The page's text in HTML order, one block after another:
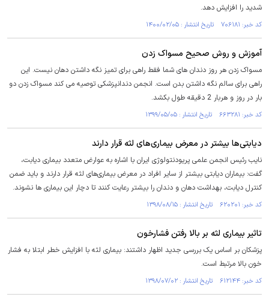
شدید را افزایش دهد.
کد خبر: ۷۰۶۱۸۱ تاریخ انتشار : ۱۴۰۰/۰۲/۰۵
آموزش و روش صحیح مسواک زدن
مسواک زدن هر روز دندان های شما فقط راهی برای تمیز نگه داشتن دهان نیست. این
راهی برای سالم نگه داشتن بدن است. انجمن دندانپزشکی توصیه می کند مسواک زدن دو
بار در روز و هربار 2 دقیقه طول بکشد.
کد خبر: ۶۶۳۲۸۱ تاریخ انتشار : ۱۳۹۹/۰۵/۰۵
دیابتی‌ها بیشتر در معرض بیماری‌های لثه قرار دارند
نایب رئیس انجمن علمی پریودنتولوژی ایران با اشاره به عوارض متعدد بیماری دیابت،
گفت: بیماران دیابتی بیشتر از سایر افراد در معرض بیماری‌های لثه قرار دارند و باید ضمن
کنترل دیابت، بهداشت دهان و دندان را بیشتر رعایت کنند تا دچار این بیماری ها نشوند.
کد خبر: ۶۲۰۲۰۱ تاریخ انتشار : ۱۳۹۸/۰۸/۱۵
تاثیر بیماری لثه بر بالا رفتن فشارخون
پزشکان بر اساس یک بررسی جدید اظهار داشتند: بیماری لثه با افزایش خطر ابتلا به فشار
خون بالا مرتبط است.
کد خبر: ۶۱۲۱۴۴ تاریخ انتشار : ۱۳۹۸/۰۷/۰۲